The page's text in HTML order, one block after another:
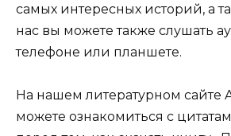
самых интересных историй, а
нас вы можете также слушать
телефоне или планшете.
На нашем литературном сайте
можете ознакомиться с